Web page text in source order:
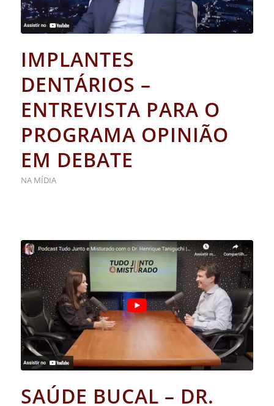
IMPLANTES
DENTÁRIOS –
ENTREVISTA PARA O
PROGRAMA OPINIÃO
EM DEBATE
NA MÍDIA
SAÚDE BUCAL – DR.